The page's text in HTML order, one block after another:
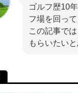
ゴルフ歴10
フ場を回って
この記事で
もらいたいと